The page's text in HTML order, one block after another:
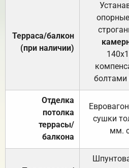
Терраса/балкон
(при наличии)
болтами
Отделка
потолка
террасы/
балкона
сушки
мм.